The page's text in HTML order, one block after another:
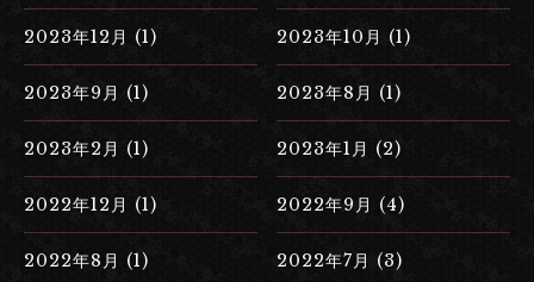
2023年12月 (1) 2023年10月 (1)
2023年9月 (1) 2023年8月 (1)
2023年2月 (1) 2023年1月 (2)
2022年12月 (1) 2022年9月 (4)
2022年8月 (1) 2022年7月 (3)